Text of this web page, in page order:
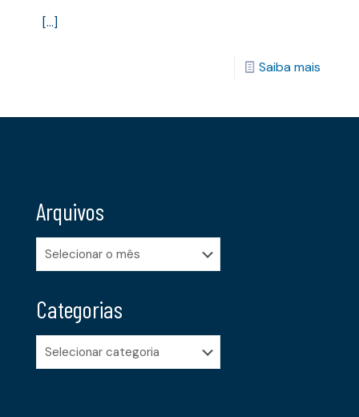
[…]
Saiba mais
Arquivos
Arquivos
Categorias
Categorias